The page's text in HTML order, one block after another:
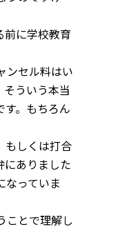
に学校教育
ンセル料はい
そういう本当
。もちろん
もしくは打合
にありました
なっていま
ことで理解し